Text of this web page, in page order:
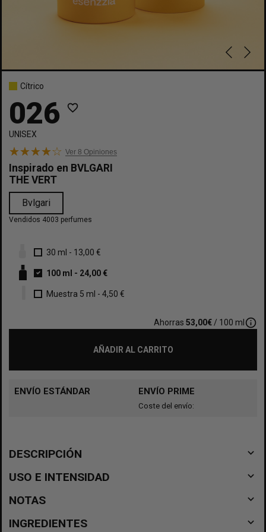
Cítrico
026 favorite_border
UNISEX
Ver 8 Opiniones
Inspirado en BVLGARI
THE VERT
Bvlgari
Vendidos 4003 perfumes
30 ml - 13,00 €
100 ml - 24,00 €
Muestra 5 ml - 4,50 €
Ahorras 53,00€ / 100 ml info_outline
AÑADIR AL CARRITO
ENVÍO ESTÁNDAR ENVÍO PRIME
Coste del envío:
DESCRIPCIÓN navigate_before
USO E INTENSIDAD navigate_before
NOTAS navigate_before
INGREDIENTES navigate_before